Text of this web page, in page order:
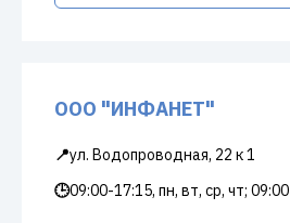
ООО "ИНФАНЕТ"
📍ул. Водопроводная, 22 к 1
🕒09:00-17:15, пн, вт, ср, чт;